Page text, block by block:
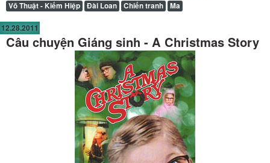
Võ Thuật - Kiếm Hiệp
Đài Loan Chiến tranh Ma
12.28.2011
Câu chuyện Giáng sinh - A Christmas Story